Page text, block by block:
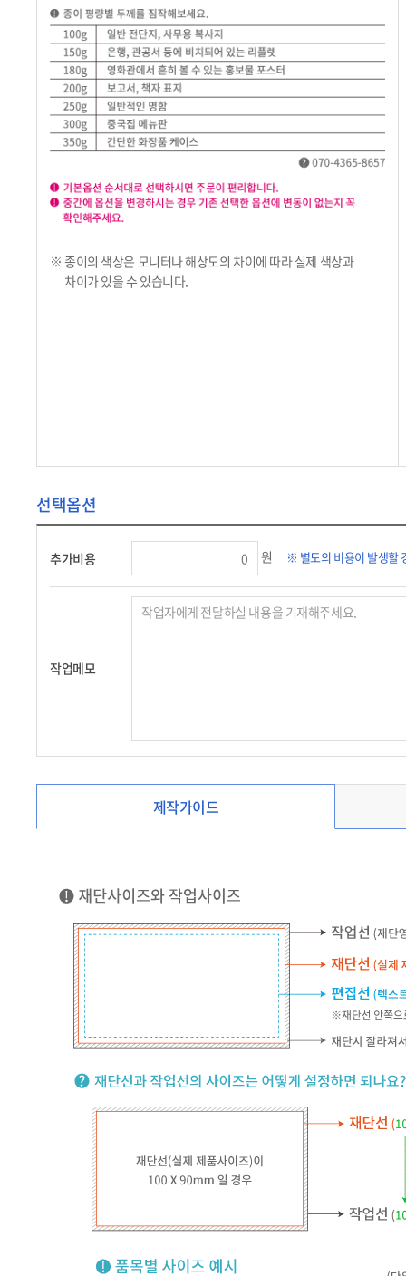
※ 종이의 색상은 모니터나 해상도의 차이에 따라 실제 색상과
차이가 있을 수 있습니다.
선택옵션
추가비용 원 ※ 별도의 비용이 발생할
작업메모
제작가이드